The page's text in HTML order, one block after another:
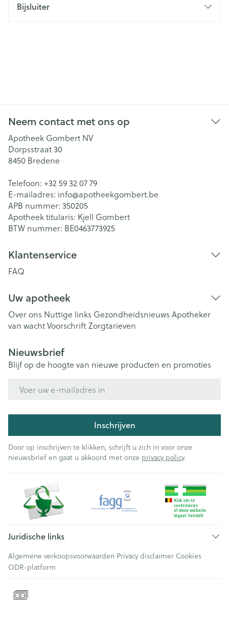
Bijsluiter
Neem contact met ons op
Apotheek Gombert NV
Dorpsstraat 30
8450 Bredene
Telefoon: +32 59 32 07 79
E-mailadres: info@apotheekgombert.be
APB nummer: 350205
Apotheek titularis: Kjell Gombert
BTW nummer: BE0463773925
Klantenservice
FAQ
Uw apotheek
Over ons Nuttige links Gezondheidsnieuws Apotheker
van wachtVoorschriftZorgtarieven
Nieuwsbrief
Blijf op de hoogte van nieuwe producten en promoties
Inschrijven
Door op inschrijven te klikken, schrijft u zich in voor onze
nieuwsbrief en gaat u akkoord met onze privacy policy.
Juridische links
Algemene verkoopsvoorwaarden Privacy disclaimer Cookies
ODR-platform